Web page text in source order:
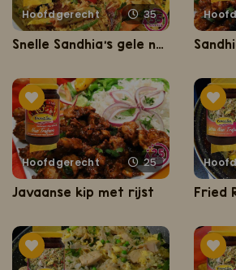
Hoofdgerecht 35
Snelle Sandhia's gele nasi, swietieeeeee mang!
Hoofdgerecht 25
Javaanse kip met rijst Fried